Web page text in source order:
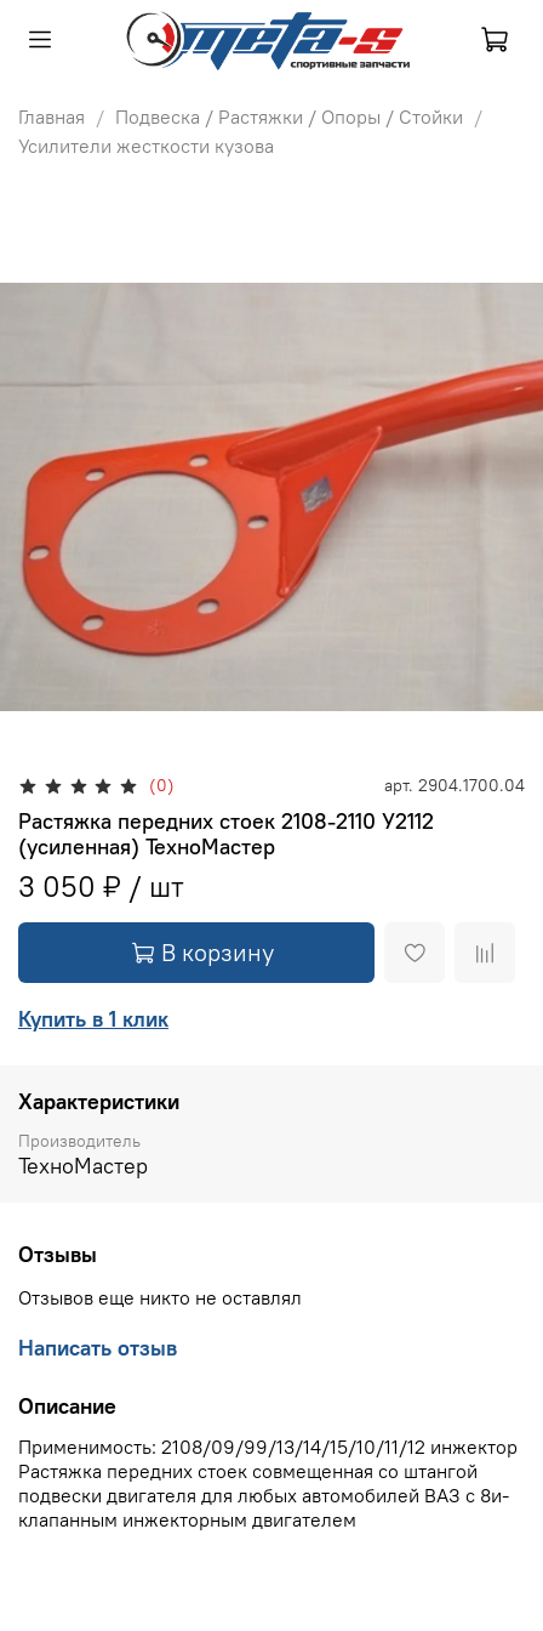
Главная
Подвеска / Растяжки / Опоры / Стойки
Усилители жесткости кузова
(0) арт. 2904.1700.04
Растяжка передних стоек 2108-2110 У2112
(усиленная) ТехноМастер
3 050 ₽
В корзину
Купить в 1 клик
Характеристики
Производитель
ТехноМастер
Отзывы
Отзывов еще никто не оставлял
Написать отзыв
Описание
Применимость: 2108/09/99/13/14/15/10/11/12 инжектор
Растяжка передних стоек совмещенная со штангой
подвески двигателя для любых автомобилей ВАЗ с 8и-
клапанным инжекторным двигателем